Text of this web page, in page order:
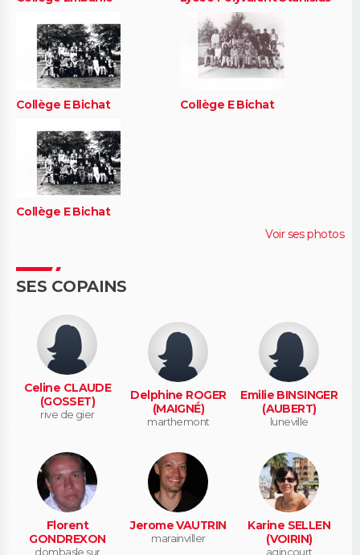
Collège E Bichat Collège E Bichat
Collège E Bichat
Voir ses photos
SES COPAINS
Celine CLAUDE
(GOSSET)
rive de gier
Delphine ROGER
(MAIGNÉ)
marthemont
Emilie BINSINGER
(AUBERT)
luneville
Florent
GONDREXON
dombasle sur
Jerome VAUTRIN
marainviller
Karine SELLEN
(VOIRIN)
agincourt